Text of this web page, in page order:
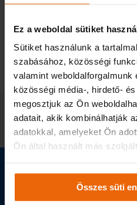
Ez a weboldal sütiket
Sütiket használunk a
szabásához, közösségi
valamint
közösségi média-, hirdető-
megosztjuk az Ön
adatait, akik kombinálhatják
adatokkal, amelyeket Ön
Ön által használt más
Összes süti
meg
Kapcsolódó témakörök: E-
KÖZLEKEDÉSBIZTONSÁG
Korábbi
Az i-Cell a
Kérdése van? Küldje el